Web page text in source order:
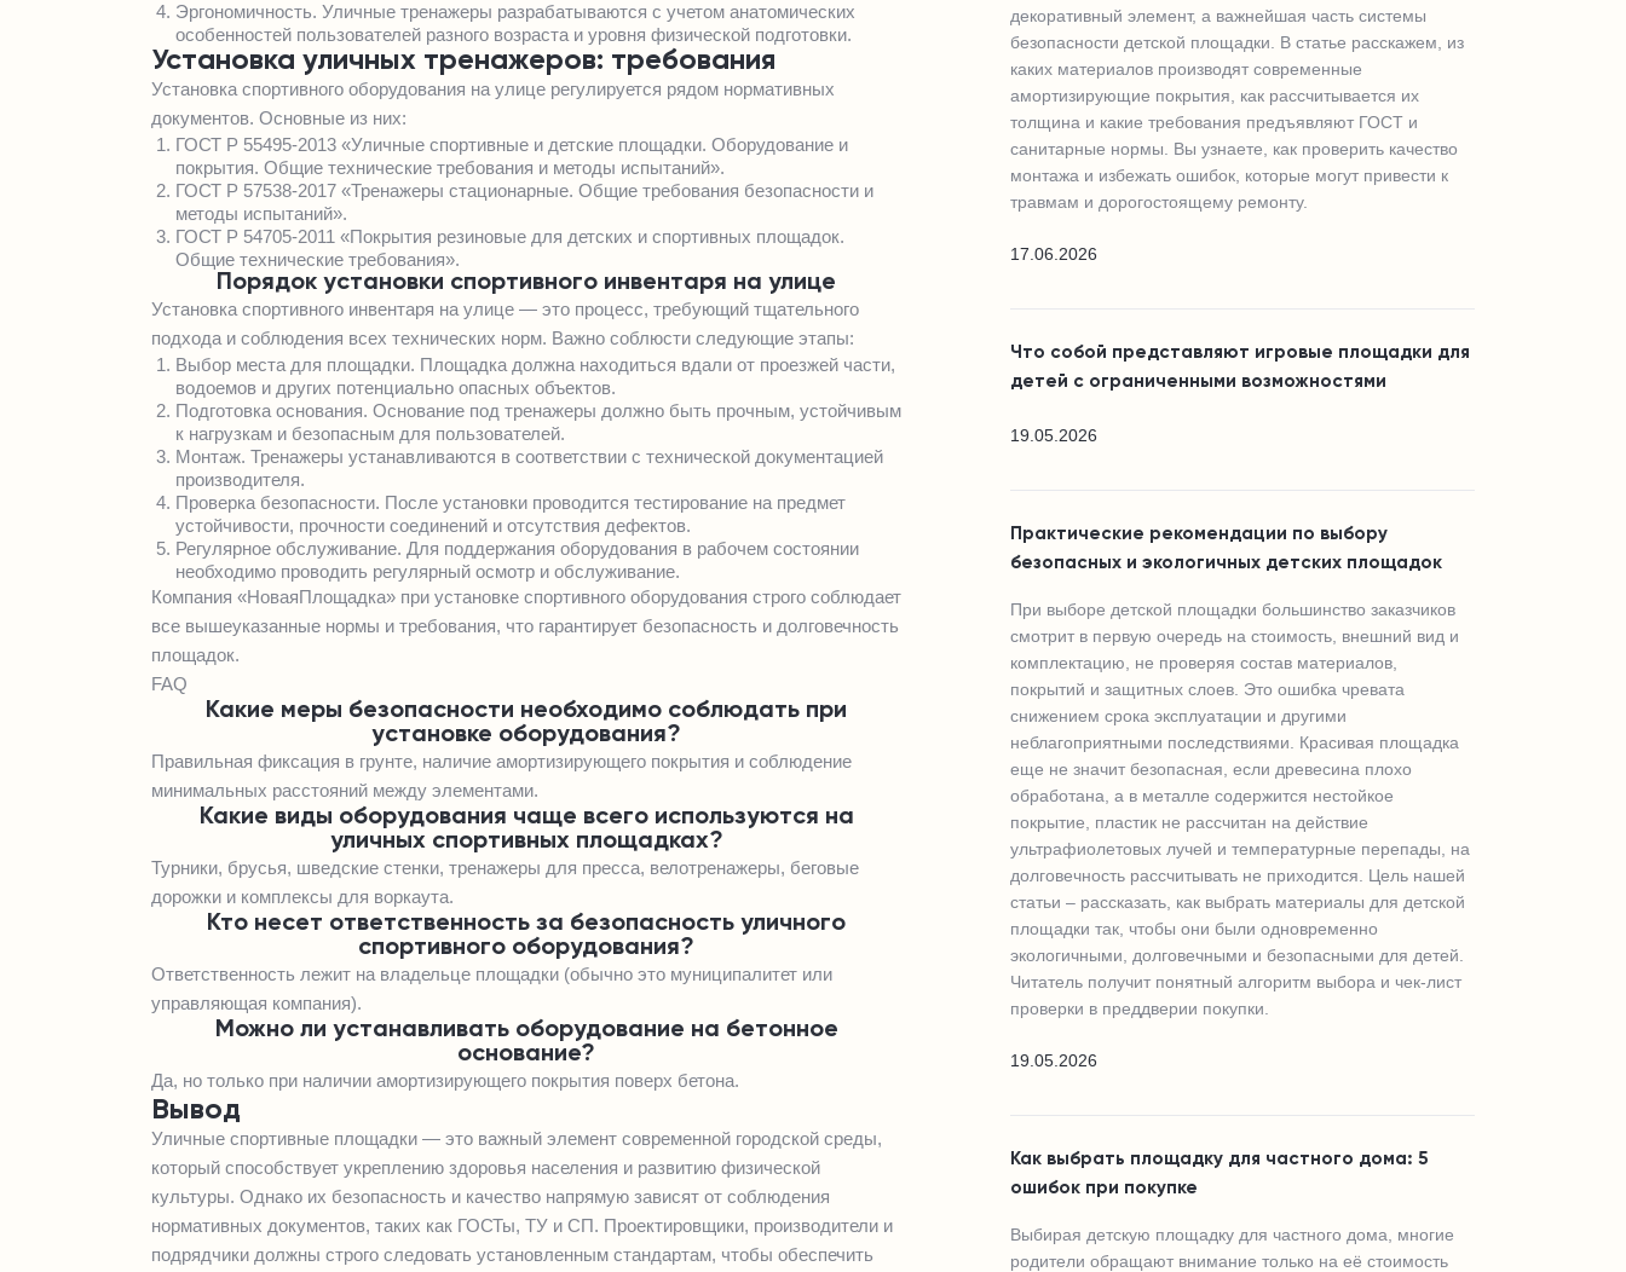
Эргономичность. Уличные тренажеры разрабатываются с учетом анатомических
особенностей пользователей разного возраста и уровня физической подготовки.
Установка уличных тренажеров: требования
Установка спортивного оборудования на улице регулируется рядом нормативных
документов. Основные из них:
ГОСТ Р 55495-2013 «Уличные спортивные и детские площадки. Оборудование и
покрытия. Общие технические требования и методы испытаний».
ГОСТ Р 57538-2017 «Тренажеры стационарные. Общие требования безопасности и
методы испытаний».
ГОСТ Р 54705-2011 «Покрытия резиновые для детских и спортивных площадок.
Общие технические требования».
Порядок установки спортивного инвентаря на улице
Установка спортивного инвентаря на улице — это процесс, требующий тщательного
подхода и соблюдения всех технических норм. Важно соблюсти следующие этапы:
Выбор места для площадки. Площадка должна находиться вдали от проезжей части,
водоемов и других потенциально опасных объектов.
Подготовка основания. Основание под тренажеры должно быть прочным, устойчивым
к нагрузкам и безопасным для пользователей.
Монтаж. Тренажеры устанавливаются в соответствии с технической документацией
производителя.
Проверка безопасности. После установки проводится тестирование на предмет
устойчивости, прочности соединений и отсутствия дефектов.
Регулярное обслуживание. Для поддержания оборудования в рабочем состоянии
необходимо проводить регулярный осмотр и обслуживание.
Компания «НоваяПлощадка» при установке спортивного оборудования строго соблюдает
все вышеуказанные нормы и требования, что гарантирует безопасность и долговечность
площадок.
FAQ
Какие меры безопасности необходимо соблюдать при
установке оборудования?
Правильная фиксация в грунте, наличие амортизирующего покрытия и соблюдение
минимальных расстояний между элементами.
Какие виды оборудования чаще всего используются на
уличных спортивных площадках?
Турники, брусья, шведские стенки, тренажеры для пресса, велотренажеры, беговые
дорожки и комплексы для воркаута.
Кто несет ответственность за безопасность уличного
спортивного оборудования?
Ответственность лежит на владельце площадки (обычно это муниципалитет или
управляющая компания).
Можно ли устанавливать оборудование на бетонное
основание?
Да, но только при наличии амортизирующего покрытия поверх бетона.
Вывод
Уличные спортивные площадки — это важный элемент современной городской среды,
который способствует укреплению здоровья населения и развитию физической
культуры. Однако их безопасность и качество напрямую зависят от соблюдения
нормативных документов, таких как ГОСТы, ТУ и СП. Проектировщики, производители и
подрядчики должны строго следовать установленным стандартам, чтобы обеспечить
декоративный элемент, а важнейшая часть системы
безопасности детской площадки. В статье расскажем, из
каких материалов производят современные
амортизирующие покрытия, как рассчитывается их
толщина и какие требования предъявляют ГОСТ и
санитарные нормы. Вы узнаете, как проверить качество
монтажа и избежать ошибок, которые могут привести к
травмам и дорогостоящему ремонту.
17.06.2026
Что собой представляют игровые площадки для
детей с ограниченными возможностями
19.05.2026
Практические рекомендации по выбору
безопасных и экологичных детских площадок
При выборе детской площадки большинство заказчиков
смотрит в первую очередь на стоимость, внешний вид и
комплектацию, не проверяя состав материалов,
покрытий и защитных слоев. Это ошибка чревата
снижением срока эксплуатации и другими
неблагоприятными последствиями.
Красивая площадка
еще не значит безопасная, если древесина плохо
обработана, а в металле содержится нестойкое
покрытие, пластик не рассчитан на действие
ультрафиолетовых лучей и температурные перепады, на
долговечность рассчитывать не приходится.
Цель нашей
статьи – рассказать, как выбрать материалы для детской
площадки так, чтобы они были одновременно
экологичными, долговечными и безопасными для детей.
Читатель получит понятный алгоритм выбора и чек-лист
проверки в преддверии покупки.
19.05.2026
Как выбрать площадку для частного дома: 5
ошибок при покупке
Выбирая детскую площадку для частного дома, многие
родители обращают внимание только на её стоимость